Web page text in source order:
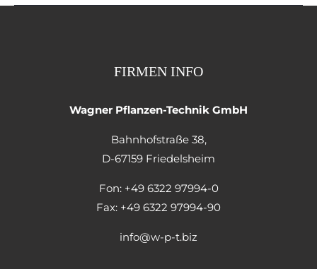
FIRMEN INFO
Wagner Pflanzen-Technik GmbH
Bahnhofstraße 38,
D-67159 Friedelsheim
Fon: +49 6322 97994-0
Fax: +49 6322 97994-90
info@w-p-t.biz